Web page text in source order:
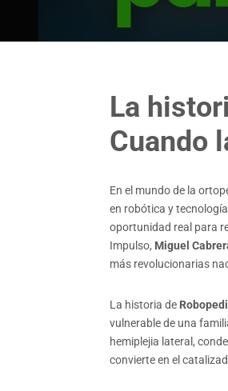
La
Cuando
En el mundo de la
en robótica y
oportunidad real para
Impulso, Miguel
más revolucionarias
La historia de
vulnerable de una
hemiplejia lateral,
convierte en el